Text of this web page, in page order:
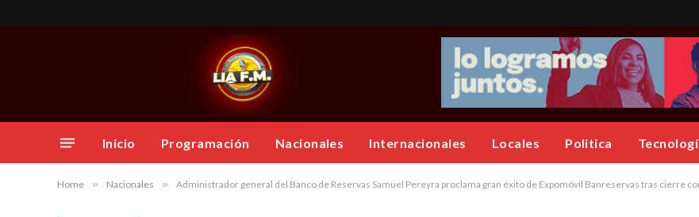
Inicio Programación Nacionales Internacionales Locales Politica
Home » Nacionales » Administrador general del Banco de Reservas Samuel Pereyra proclama gran éxito de Expomóvil Banreservas tras cierre